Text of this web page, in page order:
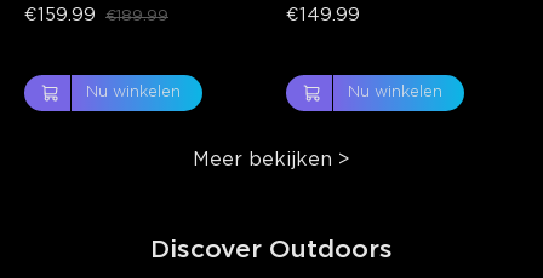
€159.99 €189.99
Nu winkelen
€149.99
Nu winkelen
Meer bekijken >
Discover Outdoors